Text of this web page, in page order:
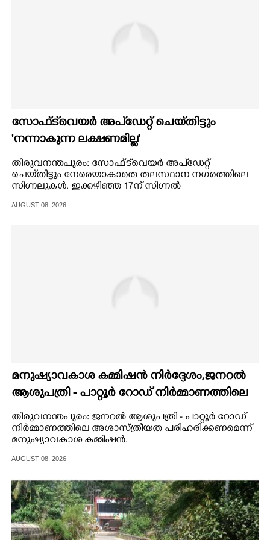
സോഫ്ട്‌‌വെയർ അപ്ഡേറ്റ് ചെയ്‌തിട്ടും
'നന്നാകുന്ന ലക്ഷണമില്ല'
തിരുവനന്തപുരം: സോഫ്ട്‌വെയർ അപ്ഡേറ്റ്
ചെയ്‌തിട്ടും നേരെയാകാതെ തലസ്ഥാന നഗരത്തിലെ
സിഗ്നലുകൾ. ഇക്കഴിഞ്ഞ 17ന് സിഗ്നൽ
നൽകിയതിന് പിന്നാലെയാണ് താത്കാലിക
AUGUST 08, 2026
മനുഷ്യാവകാശ കമ്മിഷൻ നിർദ്ദേശം,ജനറൽ
ആശുപത്രി - പാറ്റൂർ റോഡ് നിർമ്മാണത്തിലെ
അശാസ്ത്രീയത പരിഹരിക്കണം
തിരുവനന്തപുരം: ജനറൽ ആശുപത്രി - പാറ്റൂർ റോഡ്
നിർമ്മാണത്തിലെ അശാസ്ത്രീയത പരിഹരിക്കണമെന്ന്
മനുഷ്യാവകാശ കമ്മിഷൻ.
AUGUST 08, 2026